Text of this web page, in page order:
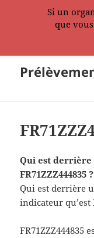
Qui est derrière
FR71ZZZ444835 ?
Qui est derrière
indicateur qu’est
FR71ZZZ444835
Si un
que